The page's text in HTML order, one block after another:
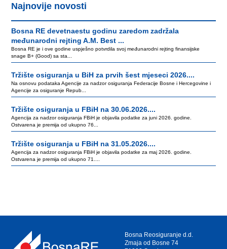
Najnovije novosti
Bosna RE devetnaestu godinu zaredom zadržala
međunarodni rejting A.M. Best ...
Bosna RE je i ove godine uspješno potvrdila svoj međunarodni rejting finansijske
snage B+ (Good) sa sta...
Tržište osiguranja u BiH za prvih šest mjeseci 2026....
Na osnovu podataka Agencije za nadzor osiguranja Federacije Bosne i Hercegovine i
Agencije za osiguranje Repub...
Tržište osiguranja u FBiH na 30.06.2026....
Agencija za nadzor osiguranja FBiH je objavila podatke za juni 2026. godine.
Ostvarena je premija od ukupno 76...
Tržište osiguranja u FBiH na 31.05.2026....
Agencija za nadzor osiguranja FBiH je objavila podatke za maj 2026. godine.
Ostvarena je premija od ukupno 71....
Bosna Reosiguranje d.d.
Zmaja od Bosne 74